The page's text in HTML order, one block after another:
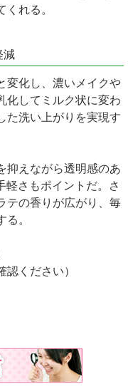
れる。
減
変化し、濃いメイクや
化してミルク状に変わ
た洗い上がりを実現す
抑えながら透明感のあ
軽さもポイントだ。さ
テの香りが広がり、毎
。
認ください）